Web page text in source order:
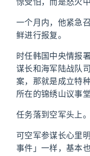
一个月内，他紧急
鲜进行报复。
时任韩国中央情报
谋长和海军陆战队
案，那就是成立特
所在的锦绣山议事
任务落到空军头上。
可空军参谋长心里
事件」一样，基本